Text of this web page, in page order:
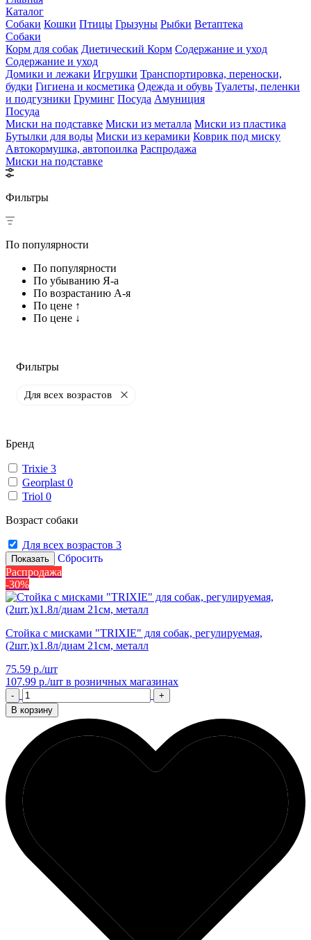
Каталог
Собаки Кошки Птицы Грызуны Рыбки Ветаптека
Собаки
Корм для собак Диетический Корм Содержание и уход
Содержание и уход
Домики и лежаки Игрушки Транспортировка, переноски,
будки Гигиена и косметика Одежда и обувь Туалеты, пеленки
и подгузники Груминг Посуда Амуниция
Посуда
Миски на подставке Миски из металла Миски из пластика
Бутылки для воды Миски из керамики Коврик под миску
Автокормушка, автопоилка Распродажа
Миски на подставке
Фильтры
По популярности
По популярности
По убыванию Я-а
По возрастанию А-я
По цене ↑
По цене ↓
Фильтры
Для всех возрастов
Бренд
Trixie 3
Georplast 0
Triol 0
Возраст собаки
Для всех возрастов 3
Показать
Сбросить
Распродажа
-30%
Стойка с мисками "TRIXIE" для собак, регулируемая,
(2шт.)х1.8л/диам 21см, металл
75.59 р./шт
107.99 р./шт в розничных магазинах
-
+
В корзину